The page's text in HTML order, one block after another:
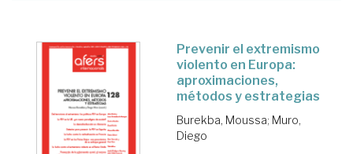
Prevenir el extremismo
violento en Europa:
aproximaciones,
métodos y estrategias
Burekba, Moussa; Muro,
Diego